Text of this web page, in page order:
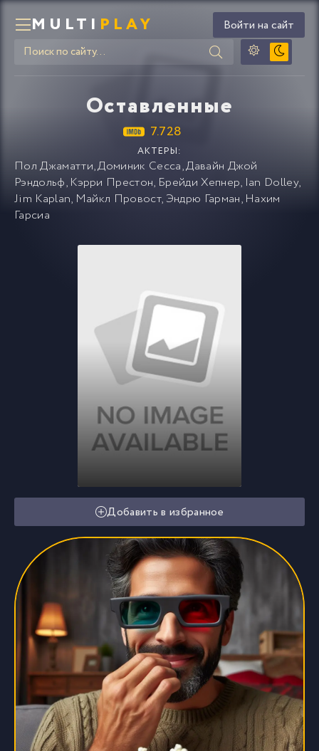
MULTI PLAY Войти на сайт
Оставленные
7.728
АКТЕРЫ:
Пол Джаматти,Доминик Сесса,Давайн Джой
Рэндольф, Кэрри Престон, Брейди Хепнер, Ian Dolley,
Jim Kaplan, Майкл Провост, Эндрю Гарман, Нахим
Гарсиа
Добавить в избранное